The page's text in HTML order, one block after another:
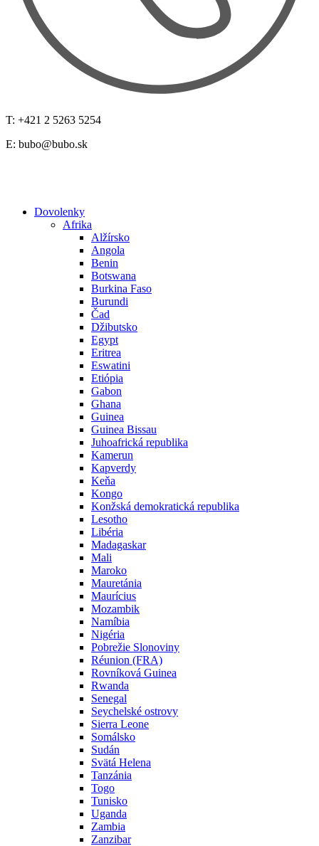
T: +421 2 5263 5254
E: bubo@bubo.sk
Dovolenky
Afrika
Alžírsko
Angola
Benin
Botswana
Burkina Faso
Burundi
Čad
Džibutsko
Egypt
Eritrea
Eswatini
Etiópia
Gabon
Ghana
Guinea
Guinea Bissau
Juhoafrická republika
Kamerun
Kapverdy
Keňa
Kongo
Konžská demokratická republika
Lesotho
Libéria
Madagaskar
Mali
Maroko
Mauretánia
Maurícius
Mozambik
Namíbia
Nigéria
Pobrežie Slonoviny
Réunion (FRA)
Rovníková Guinea
Rwanda
Senegal
Seychelské ostrovy
Sierra Leone
Somálsko
Sudán
Svätá Helena
Tanzánia
Togo
Tunisko
Uganda
Zambia
Zanzibar